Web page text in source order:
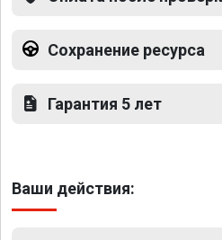
Сохранение ресурса
Гарантия 5 лет
Ваши действия: